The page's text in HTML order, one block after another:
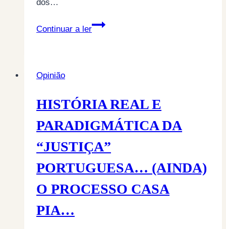
dos…
Continuar a ler
ALVORECENDO
Opinião
HISTÓRIA REAL E
PARADIGMÁTICA DA
“JUSTIÇA”
PORTUGUESA… (AINDA)
O PROCESSO CASA
PIA…